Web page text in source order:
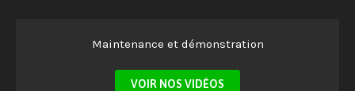
Maintenance et démonstration
VOIR NOS VIDÉOS